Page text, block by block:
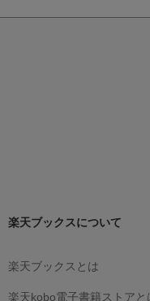
楽天ブックスについて
楽天ブックスとは
楽天kobo電子書籍ストアと